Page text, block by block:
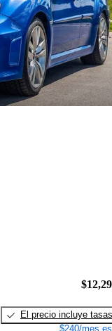
El precio incluye tasas
$240/mes